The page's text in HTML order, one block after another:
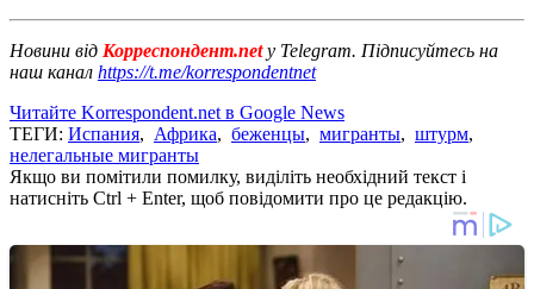
Новини від Корреспондент.net у Telegram. Підписуйтесь на
наш канал https://t.me/korrespondentnet
Читайте Korrespondent.net в Google News
ТЕГИ: Испания, Африка, беженцы, мигранты, штурм,
нелегальные мигранты
Якщо ви помітили помилку, виділіть необхідний текст і
натисніть Ctrl + Enter, щоб повідомити про це редакцію.